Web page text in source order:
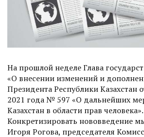
На прошлой неделе Глава
«О внесении изменений и
Президента Республики Казахстан
2021 года № 597 «О дальнейших
Казахстан в области прав человека».
Конкретизировать нововведение
Игоря Рогова, председателя